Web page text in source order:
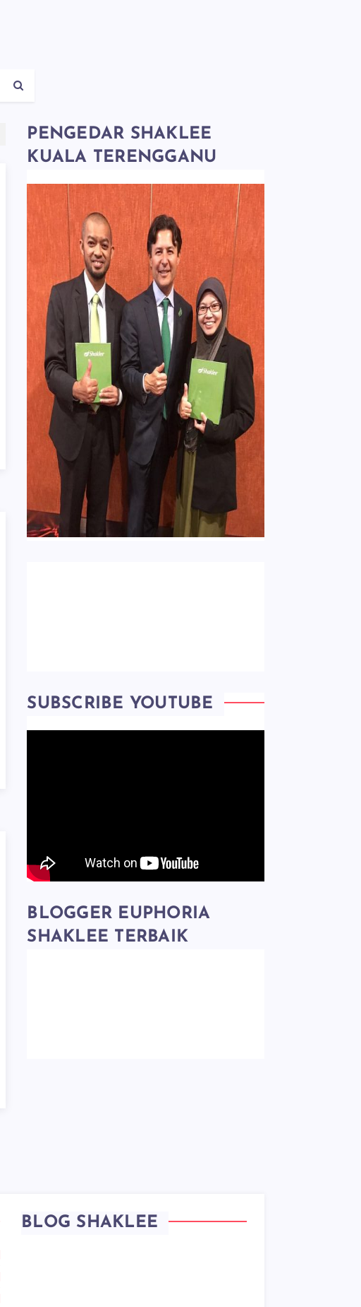
PENGEDAR SHAKLEE
KUALA TERENGGANU
SUBSCRIBE YOUTUBE
BLOGGER EUPHORIA
SHAKLEE TERBAIK
BLOG SHAKLEE